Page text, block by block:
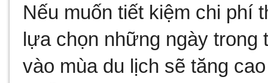
Nếu muốn tiết kiệm chi phí
lựa chọn những ngày trong
vào mùa du lịch sẽ tăng